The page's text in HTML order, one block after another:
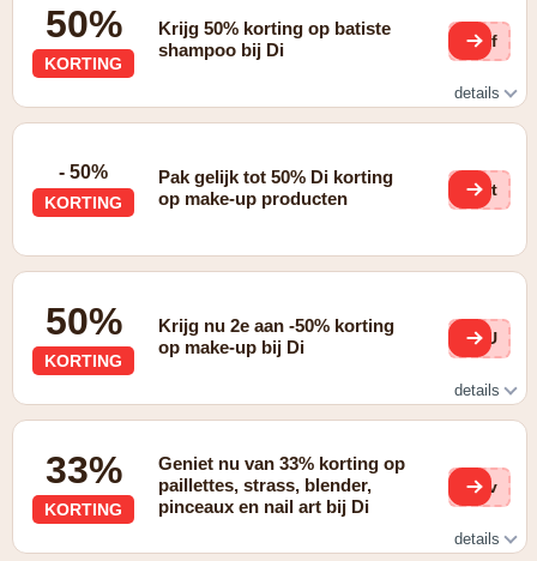
50%
KORTING
Krijg 50% korting op batiste
shampoo bij Di
Enf
details
- 50%
KORTING
Pak gelijk tot 50% Di korting
op make-up producten
Krt
50%
KORTING
Krijg nu 2e aan -50% korting
op make-up bij Di
uFU
details
33%
KORTING
Geniet nu van 33% korting op
paillettes, strass, blender,
pinceaux en nail art bij Di
xNv
details